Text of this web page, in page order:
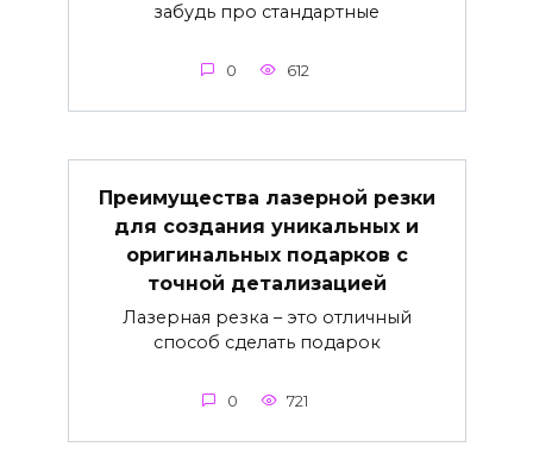
забудь про стандартные
0 612
Преимущества лазерной резки
для создания уникальных и
оригинальных подарков с
точной детализацией
Лазерная резка – это отличный
способ сделать подарок
0 721